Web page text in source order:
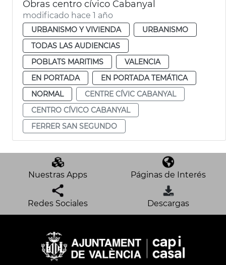
Obras centro cívico Cabanyal
modificado hace 1 año
URBANISMO Y VIVIENDA
URBANISMO
TODAS LAS AUDIENCIAS
POBLATS MARITIMS
VALENCIA
EN PORTADA
EN PORTADA TEMÁTICA
NORMAL
CENTRE CÍVIC CABANYAL
CENTRO CÍVICO CABANYAL
FERRER SAN SEGUNDO
Nuestras Apps Páginas de Interés
Redes Sociales Descargas